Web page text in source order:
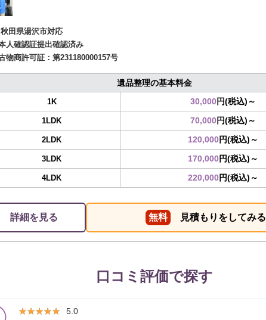
秋田県湯沢市対応
人確認証提出確認済み
物商許可証： 第231180000157号
遺品整理の基本料金
1K 30,000円(税込)～
1LDK 70,000円(税込)～
2LDK 120,000円(税込)～
3LDK 170,000円(税込)～
4LDK 220,000円(税込)～
詳細を見る 無料 見積もりをしてみる
口コミ評価で探す
★★★★★
★★★★★ 5.0